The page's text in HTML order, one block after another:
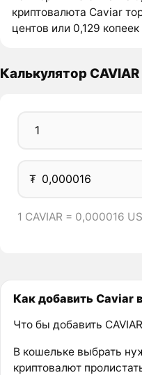
криптовалюта Caviar
центов или 0,129 копеек
Калькулятор CAVIAR
₮
1 CAVIAR = 0,000016
Как добавить Caviar
Что бы добавить
В кошельке выбрать
криптовалют